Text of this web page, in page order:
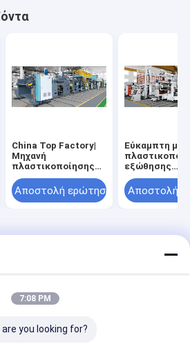
China Top Factory|
Μηχανή
πλαστικοποίησης
με εξώθηση φιλμ
απελευθέρωσης
πλέγματος
Αποστολή ερώτησης
Εύκαμπτη
εξώθησης
συσκευασίας
Αποστολή
© 2026 JIANGSU LAIYI PACKING
CO.,LTD.. All Rights Reserved.
7:08 PM
you looking for?